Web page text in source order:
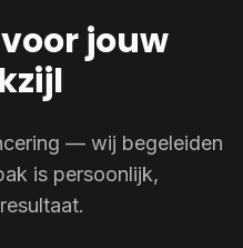
jouw
— wij begeleiden
is persoonlijk,